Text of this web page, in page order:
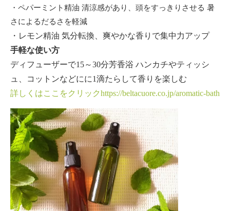
・ペパーミント精油 清涼感があり、頭をすっきりさせる 暑
さによるだるさを軽減
・レモン精油 気分転換、爽やかな香りで集中力アップ
手軽な使い方
ディフューザーで15～30分芳香浴 ハンカチやティッシ
ュ、コットンなどにに1滴たらして香りを楽しむ
詳しくはここをクリックhttps://beltacuore.co.jp/aromatic-bath